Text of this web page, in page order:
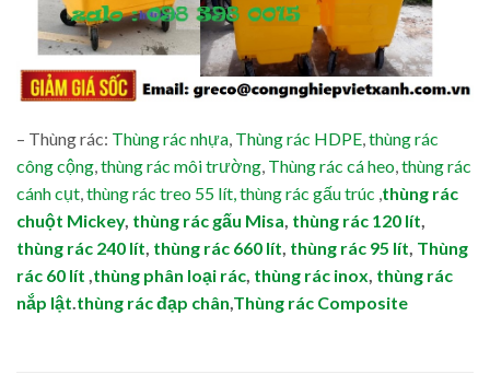
– Thùng rác: Thùng rác nhựa, Thùng rác HDPE,thùng rác
công cộng,thùng rác môi trường, Thùng rác cá heo,thùng rác
cánh cụt,thùng rác treo 55 lít,thùng rác gấu trúc ,thùng rác
chuột Mickey, thùng rác gấu Misa, thùng rác 120 lít,
thùng rác 240 lít, thùng rác 660 lít, thùng rác 95 lít, Thùng
rác 60 lít ,thùng phân loại rác, thùng rác inox, thùng rác
nắp lật.thùng rác đạp chân,Thùng rác Composite